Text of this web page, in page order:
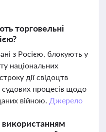
торговельні
з Росією, блокують у
національних
дії свідоцтв
судових процесів щодо
війною. Джерело
використанням